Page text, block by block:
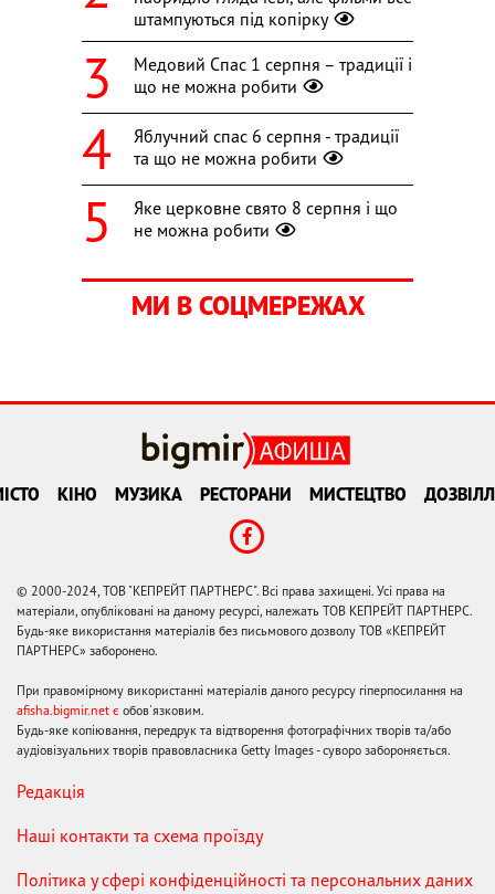
штампуються під копірку
Медовий Спас 1 серпня – традиції і
що не можна робити
Яблучний спас 6 серпня - традиції
та що не можна робити
Яке церковне свято 8 серпня і що
не можна робити
МИ В СОЦМЕРЕЖАХ
КІНО МУЗИКА РЕСТОРАНИ МИСТЕЦТВО
© 2000-2024, ТОВ "КЕПРЕЙТ ПАРТНЕРС". Всі права захищені. Усі права на
матеріали, опубліковані на даному ресурсі, належать ТОВ КЕПРЕЙТ ПАРТНЕРС.
Будь-яке використання матеріалів без письмового дозволу ТОВ «КЕПРЕЙТ
ПАРТНЕРС» заборонено.
При правомірному використанні матеріалів даного ресурсу гіперпосилання на
afisha.bigmir.net є обов'язковим.
Будь-яке копіювання, передрук та відтворення фотографічних творів та/або
аудіовізуальних творів правовласника Getty Images - суворо забороняється.
Редакція
Наші контакти та схема проїзду
Політика у сфері конфіденційності та персональних даних